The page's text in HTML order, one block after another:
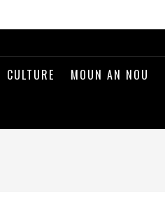
CULTURE MOUN AN NOU